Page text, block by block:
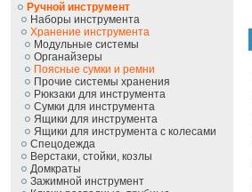
Ручной инcтрумент
Наборы инструмента
Хранение инструмента
Модульные системы
Органайзеры
Поясные сумки и ремни
Прочие системы хранения
Рюкзаки для инструмента
Сумки для инструмента
Ящики для инструмента
Ящики для инструмента с колесами
Спецодежда
Верстаки, стойки, козлы
Домкраты
Зажимной инструмент